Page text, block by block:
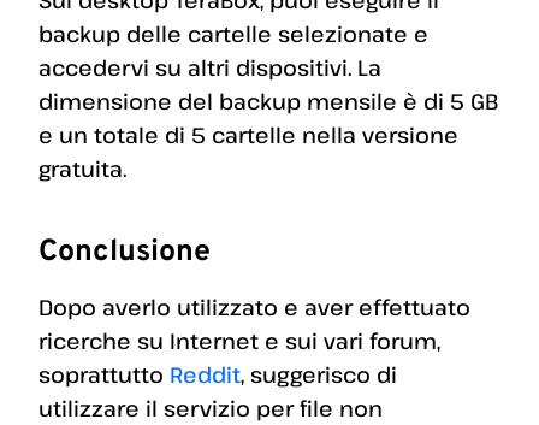
backup delle cartelle selezionate e
accedervi su altri dispositivi. La
dimensione del backup mensile è di 5 GB
e un totale di 5 cartelle nella versione
gratuita.
Conclusione
Dopo averlo utilizzato e aver effettuato
ricerche su Internet e sui vari forum,
soprattutto Reddit, suggerisco di
utilizzare il servizio per file non